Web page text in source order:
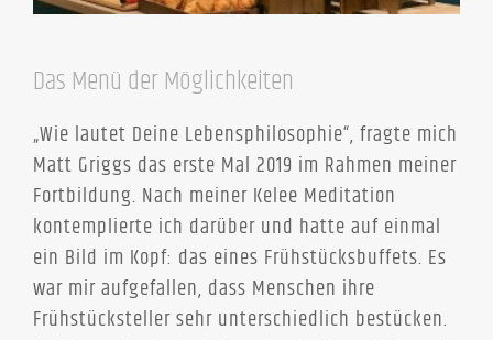
Das Menü der Möglichkeiten
„Wie lautet Deine Lebensphilosophie“, fragte mich
Matt Griggs das erste Mal 2019 im Rahmen meiner
Fortbildung. Nach meiner Kelee Meditation
kontemplierte ich darüber und hatte auf einmal
ein Bild im Kopf: das eines Frühstücksbuffets. Es
war mir aufgefallen, dass Menschen ihre
Frühstücksteller sehr unterschiedlich bestücken.